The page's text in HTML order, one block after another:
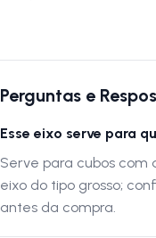
especializados para
as pedaladas.
A LOJA NA PISTA não se
não realizadas por
Perguntas e
Esse eixo serve para
Serve para cubos
eixo do tipo grosso;
antes da compra.